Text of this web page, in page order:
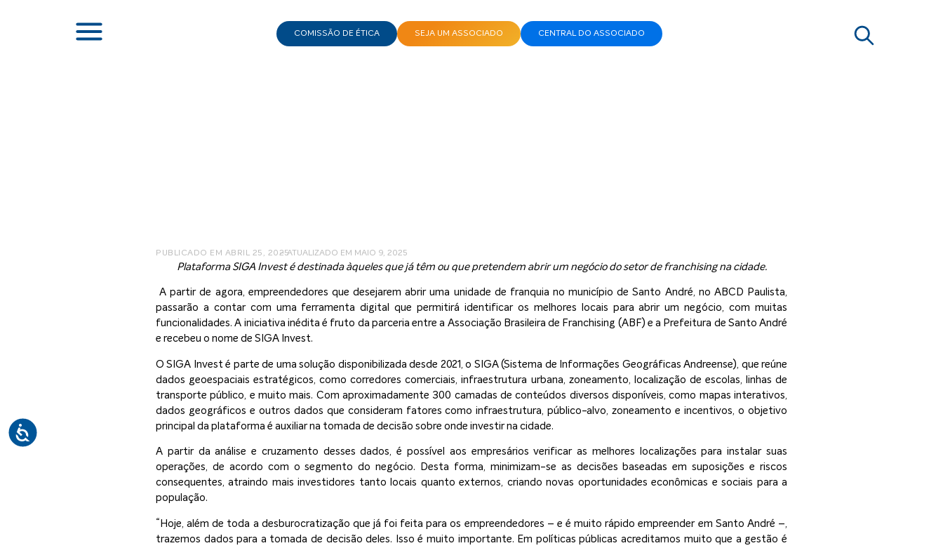
COMISSÃO DE ÉTICA SEJA UM ASSOCIADO CENTRAL DO ASSOCIADO
PUBLICADO EM ABRIL 25, 2025– ATUALIZADO EM MAIO 9, 2025
Plataforma SIGA Invest é destinada àqueles que já têm ou que pretendem abrir um negócio do setor de franchising na cidade.
A partir de agora, empreendedores que desejarem abrir uma unidade de franquia no município de Santo André, no ABCD Paulista,
passarão a contar com uma ferramenta digital que permitirá identificar os melhores locais para abrir um negócio, com muitas
funcionalidades. A iniciativa inédita é fruto da parceria entre a Associação Brasileira de Franchising (ABF) e a Prefeitura de Santo André
e recebeu o nome de SIGA Invest.
O SIGA Invest é parte de uma solução disponibilizada desde 2021, o SIGA (Sistema de Informações Geográficas Andreense), que reúne
dados geoespaciais estratégicos, como corredores comerciais, infraestrutura urbana, zoneamento, localização de escolas, linhas de
transporte público, e muito mais. Com aproximadamente 300 camadas de conteúdos diversos disponíveis, como mapas interativos,
dados geográficos e outros dados que consideram fatores como infraestrutura, público-alvo, zoneamento e incentivos, o objetivo
principal da plataforma é auxiliar na tomada de decisão sobre onde investir na cidade.
A partir da análise e cruzamento desses dados, é possível aos empresários verificar as melhores localizações para instalar suas
operações, de acordo com o segmento do negócio. Desta forma, minimizam-se as decisões baseadas em suposições e riscos
consequentes, atraindo mais investidores tanto locais quanto externos, criando novas oportunidades econômicas e sociais para a
população.
“Hoje, além de toda a desburocratização que já foi feita para os empreendedores – e é muito rápido empreender em Santo André –,
trazemos dados para a tomada de decisão deles. Isso é muito importante. Em políticas públicas acreditamos muito que a gestão é